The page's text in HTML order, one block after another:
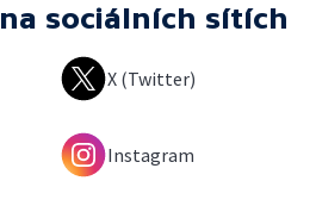
na sociálních sítích
X (Twitter)
Instagram